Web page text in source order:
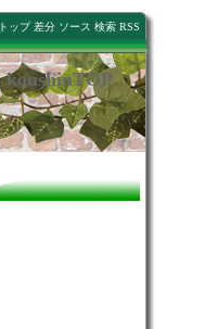
トップ 差分 ソース 検索 RSS
koushinTOP